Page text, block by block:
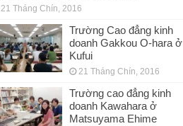
21 Tháng Chín, 2016
Trường Cao đẳng kinh
doanh Gakkou O-hara ở
Kufui
21 Tháng Chín, 2016
Trường cao đẳng kinh
doanh Kawahara ở
Matsuyama Ehime